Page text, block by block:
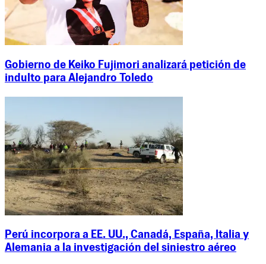
Gobierno de Keiko Fujimori analizará petición de
indulto para Alejandro Toledo
Perú incorpora a EE. UU., Canadá, España, Italia y
Alemania a la investigación del siniestro aéreo